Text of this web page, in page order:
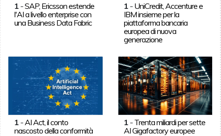
1-SAP, Ericsson estende
l'AI a livello enterprise con
una Business Data Fabric
1 - UniCredit, Accenture e
IBM insieme per la
piattaforma bancaria
europea di nuova
generazione
1- AI Act, il conto
nascosto della conformità
1 - Trenta miliardi per sette
AI Gigafactory europee